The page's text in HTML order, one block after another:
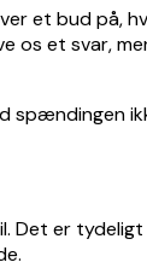
et bud på,
et svar,
Det er